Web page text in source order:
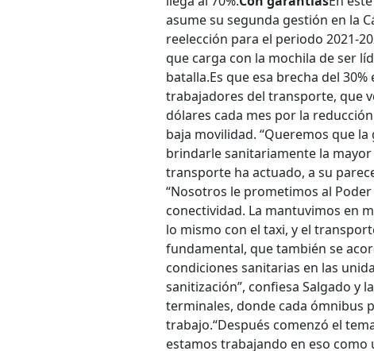
asume su segunda gestión en la
reelección para el periodo 2021-
que carga con la mochila de ser
batalla.Es que esa brecha del
trabajadores del transporte, que
dólares cada mes por la
baja movilidad. “Queremos que
brindarle sanitariamente la
transporte ha actuado, a su
“Nosotros le prometimos al
conectividad. La mantuvimos en
lo mismo con el taxi, y el
fundamental, que también se
condiciones sanitarias en las
sanitización”, confiesa Salgado y
terminales, donde cada ómnibus
trabajo.“Después comenzó el
estamos trabajando en eso